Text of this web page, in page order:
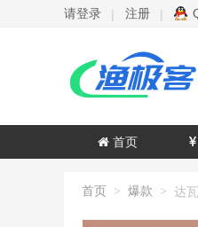
请登录 | 注册 |
首页
首页 > 爆款 >